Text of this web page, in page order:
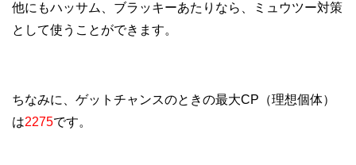
他にもハッサム、ブラッキーあたりなら、ミュウツー対策
として使うことができます。
ちなみに、ゲットチャンスのときの最大CP（理想個体）
は2275です。